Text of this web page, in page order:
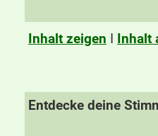
Inhalt zeigen I Inhalt
Entdecke deine